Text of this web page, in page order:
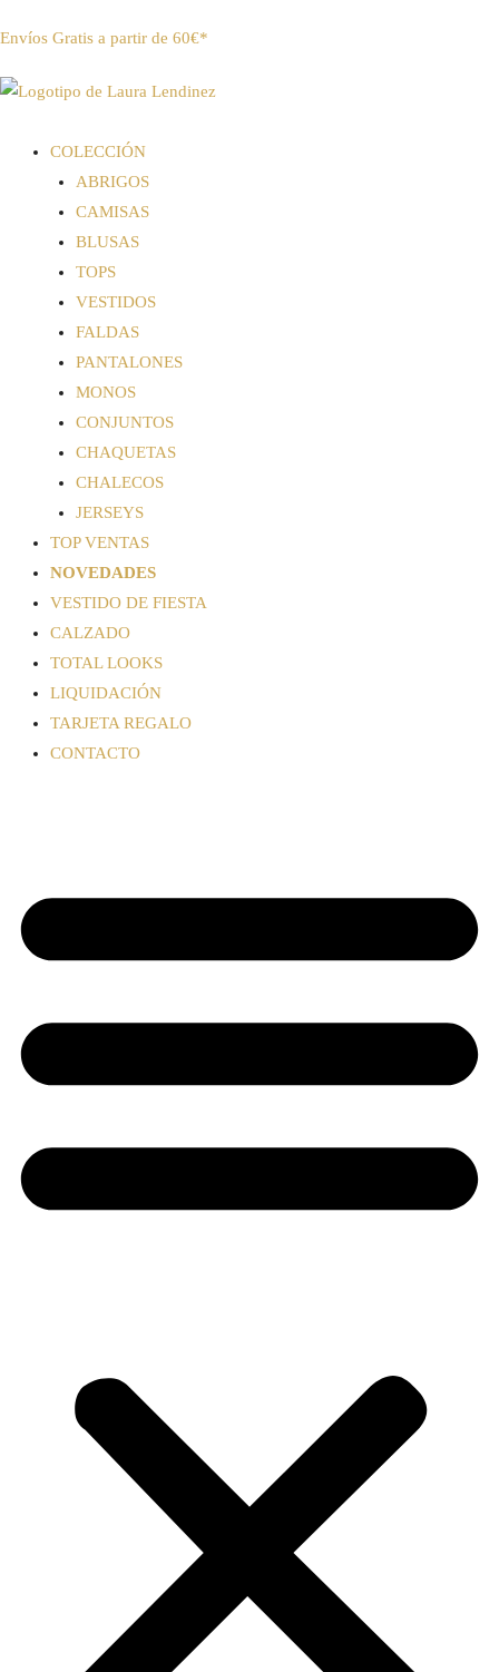
Envíos Gratis a partir de 60€*
COLECCIÓN
ABRIGOS
CAMISAS
BLUSAS
TOPS
VESTIDOS
FALDAS
PANTALONES
MONOS
CONJUNTOS
CHAQUETAS
CHALECOS
JERSEYS
TOP VENTAS
NOVEDADES
VESTIDO DE FIESTA
CALZADO
TOTAL LOOKS
LIQUIDACIÓN
TARJETA REGALO
CONTACTO